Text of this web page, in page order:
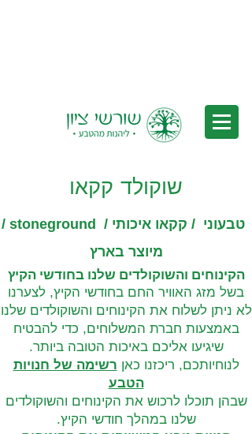
שוקולד קקאו
טבעוני / קקאו איכותי / stoneground /
מיוצר בארץ
הקינוחים והשוקולדים שלנו בחודשי הקיץ
בשל מזג האוויר החם בחודשי הקיץ, לצערנו
לא ניתן לשלוח את הקינוחים והשוקולדים שלנו
באמצעות חברת המשלוחים, כדי להבטיח
שיגיעו אליכם באיכות הטובה ביותר.
לנוחיותכם, ריכזנו כאן רשימה של חנויות
הטבע
שבהן תוכלו לרכוש את הקינוחים והשוקולדים
שלנו במהלך חודשי הקיץ.